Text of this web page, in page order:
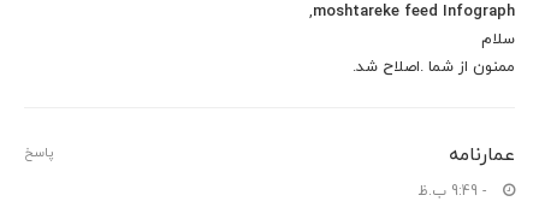
moshtareke feed Infograph
,
سلام
ممنون از شما .اصلاح شد.
عمارنامه
- 9:49 ب.ظ
پاسخ